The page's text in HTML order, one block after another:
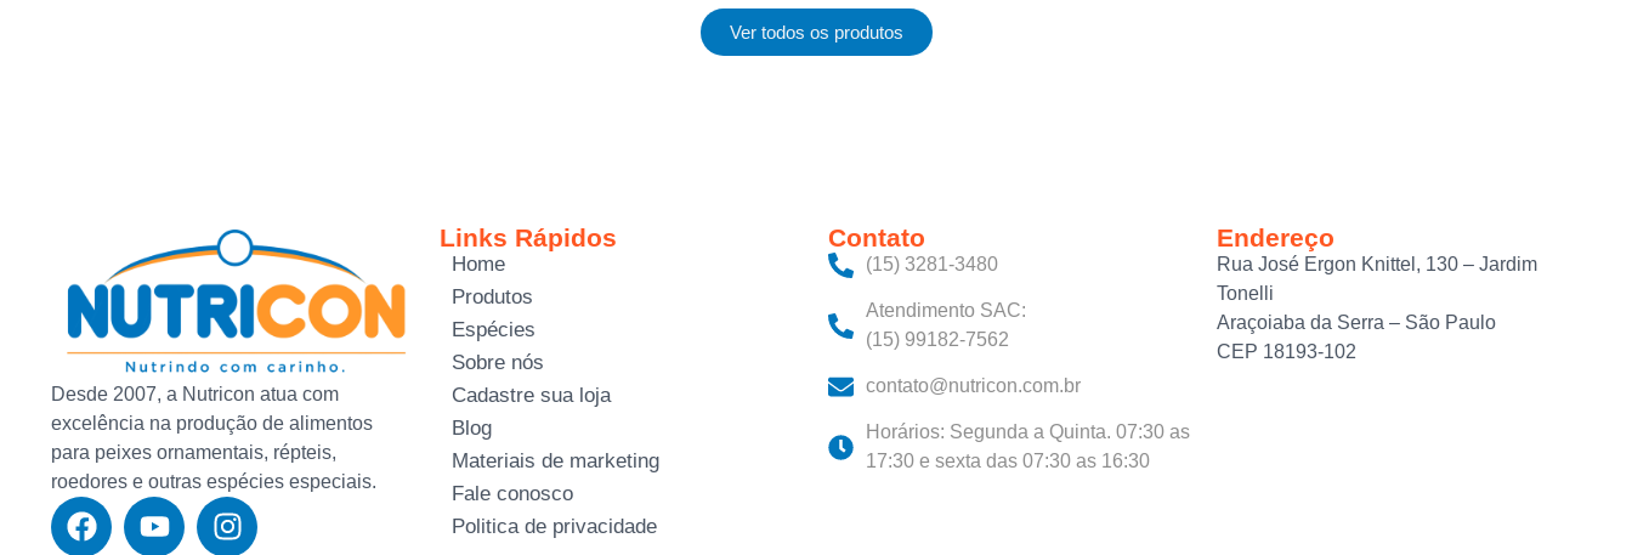
Ver todos os produtos
Links Rápidos
Home
Produtos
Espécies
Sobre nós
Cadastre sua loja
Blog
Materiais de marketing
Fale conosco
Politica de privacidade
Contato
(15) 3281-3480‬
Atendimento SAC:
(15) 99182-7562
contato@nutricon.com.br
Horários: Segunda a Quinta. 07:30 as
17:30 e sexta das 07:30 as 16:30
Endereço
Rua José Ergon Knittel, 130 – Jardim
Tonelli
Araçoiaba da Serra – São Paulo
CEP 18193-102
Desde 2007, a Nutricon atua com
excelência na produção de alimentos
para peixes ornamentais, répteis,
roedores e outras espécies especiais.